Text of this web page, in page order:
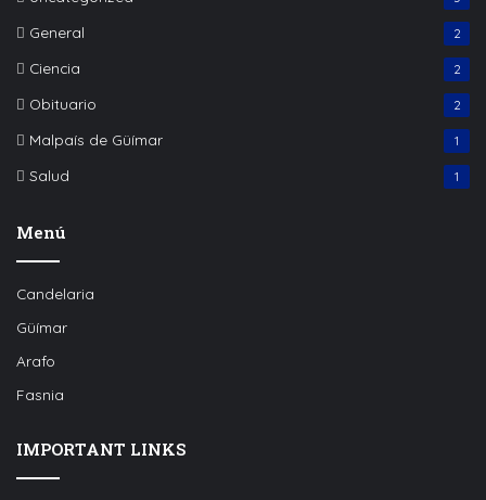
General 2
Ciencia 2
Obituario 2
Malpaís de Güímar 1
Salud 1
Menú
Candelaria
Güímar
Arafo
Fasnia
IMPORTANT LINKS